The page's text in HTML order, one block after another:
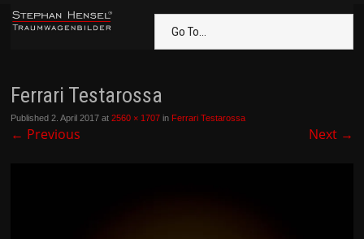
Go To...
Ferrari Testarossa
Published2. April 2017 at2560 × 1707 in Ferrari Testarossa
← Previous Next →